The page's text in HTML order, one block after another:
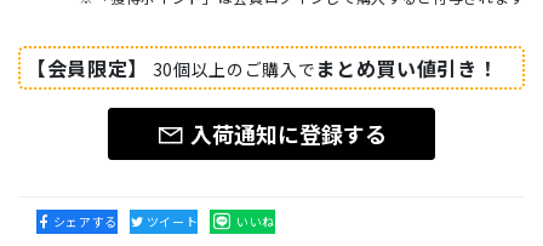
【会員限定】 30個以上のご購入で まとめ買い値引き！
入荷通知に登録する
シェアする ツイート いいね